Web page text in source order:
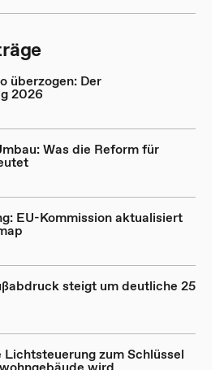
überzogen: Der
2026
Was die Reform für
EU-Kommission aktualisiert
steigt um deutliche 25
zum Schlüssel